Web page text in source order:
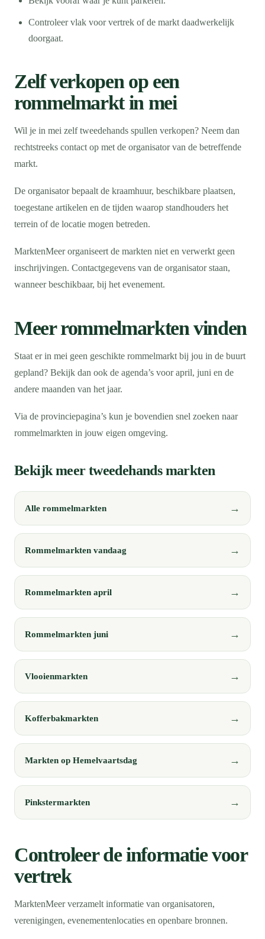
Controleer vlak voor vertrek of de markt daadwerkelijk
doorgaat.
Zelf verkopen op een
rommelmarkt in mei
Wil je in mei zelf tweedehands spullen verkopen? Neem dan
rechtstreeks contact op met de organisator van de betreffende
markt.
De organisator bepaalt de kraamhuur, beschikbare plaatsen,
toegestane artikelen en de tijden waarop standhouders het
terrein of de locatie mogen betreden.
MarktenMeer organiseert de markten niet en verwerkt geen
inschrijvingen. Contactgegevens van de organisator staan,
wanneer beschikbaar, bij het evenement.
Meer rommelmarkten vinden
Staat er in mei geen geschikte rommelmarkt bij jou in de buurt
gepland? Bekijk dan ook de agenda’s voor april, juni en de
andere maanden van het jaar.
Via de provinciepagina’s kun je bovendien snel zoeken naar
rommelmarkten in jouw eigen omgeving.
Bekijk meer tweedehands markten
Alle rommelmarkten
Rommelmarkten vandaag
Rommelmarkten april
Rommelmarkten juni
Vlooienmarkten
Kofferbakmarkten
Markten op Hemelvaartsdag
Pinkstermarkten
Controleer de informatie voor
vertrek
MarktenMeer verzamelt informatie van organisatoren,
verenigingen, evenementenlocaties en openbare bronnen.